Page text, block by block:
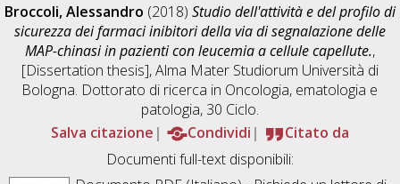
Broccoli, Alessandro (2018) Studio dell'attività e del profilo di
sicurezza dei farmaci inibitori della via di segnalazione delle
MAP-chinasi in pazienti con leucemia a cellule capellute.,
[Dissertation thesis], Alma Mater Studiorum Università di
Bologna. Dottorato di ricerca in Oncologia, ematologia e
patologia, 30 Ciclo.
Salva citazione
Condividi
Citato da
Documenti full-text disponibili: